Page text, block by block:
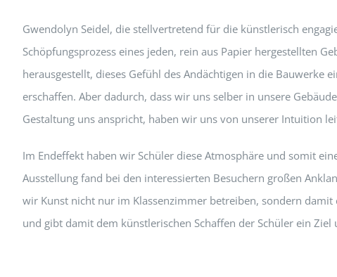
Gwendolyn Seidel, die stellvertretend für die künstlerisch
Schöpfungsprozess eines jeden, rein aus Papier hergestellten
herausgestellt, dieses Gefühl des Andächtigen in die Bauwerke
erschaffen. Aber dadurch, dass wir uns selber in unsere
Gestaltung uns anspricht, haben wir uns von unserer Intuition
Im Endeffekt haben wir Schüler diese Atmosphäre und somit
Ausstellung fand bei den interessierten Besuchern großen
wir Kunst nicht nur im Klassenzimmer betreiben, sondern damit
und gibt damit dem künstlerischen Schaffen der Schüler ein Ziel